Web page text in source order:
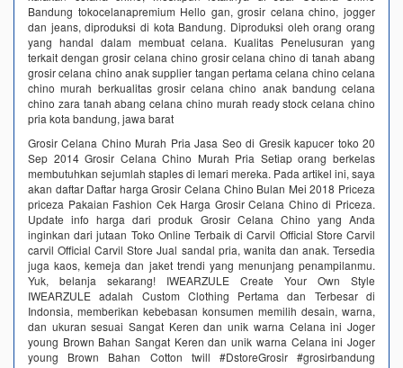
Bandung tokocelanapremium Hello gan, grosir celana chino, jogger
dan jeans, diproduksi di kota Bandung. Diproduksi oleh orang orang
yang handal dalam membuat celana. Kualitas Penelusuran yang
terkait dengan grosir celana chino grosir celana chino di tanah abang
grosir celana chino anak supplier tangan pertama celana chino celana
chino murah berkualitas grosir celana chino anak bandung celana
chino zara tanah abang celana chino murah ready stock celana chino
pria kota bandung, jawa barat
Grosir Celana Chino Murah Pria Jasa Seo di Gresik kapucer toko 20
Sep 2014 Grosir Celana Chino Murah Pria Setiap orang berkelas
membutuhkan sejumlah staples di lemari mereka. Pada artikel ini, saya
akan daftar Daftar harga Grosir Celana Chino Bulan Mei 2018 Priceza
priceza Pakaian Fashion Cek Harga Grosir Celana Chino di Priceza.
Update info harga dari produk Grosir Celana Chino yang Anda
inginkan dari jutaan Toko Online Terbaik di Carvil Official Store Carvil
carvil Official Carvil Store Jual sandal pria, wanita dan anak. Tersedia
juga kaos, kemeja dan jaket trendi yang menunjang penampilanmu.
Yuk, belanja sekarang! IWEARZULE Create Your Own Style
IWEARZULE adalah Custom Clothing Pertama dan Terbesar di
Indonsia, memberikan kebebasan konsumen memilih desain, warna,
dan ukuran sesuai Sangat Keren dan unik warna Celana ini Joger
young Brown Bahan Sangat Keren dan unik warna Celana ini Joger
young Brown Bahan Cotton twill #DstoreGrosir #grosirbandung